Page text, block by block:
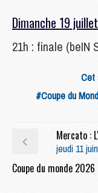
Dimanche 19 juillet
21h : finale (beIN
Cet
#Coupe du
Mercato :
jeudi 11